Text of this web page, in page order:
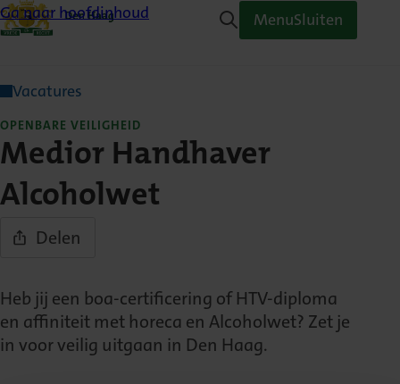
Ga naar hoofdinhoud MenuSluiten
Vacatures
Medior Handhaver
Alcoholwet
OPENBARE VEILIGHEID
Delen
Heb jij een boa-certificering of HTV-diploma
en affiniteit met horeca en Alcoholwet? Zet je
in voor veilig uitgaan in Den Haag.